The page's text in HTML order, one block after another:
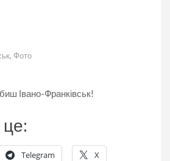
, Фото
Івано-Франківськ!
Telegram X